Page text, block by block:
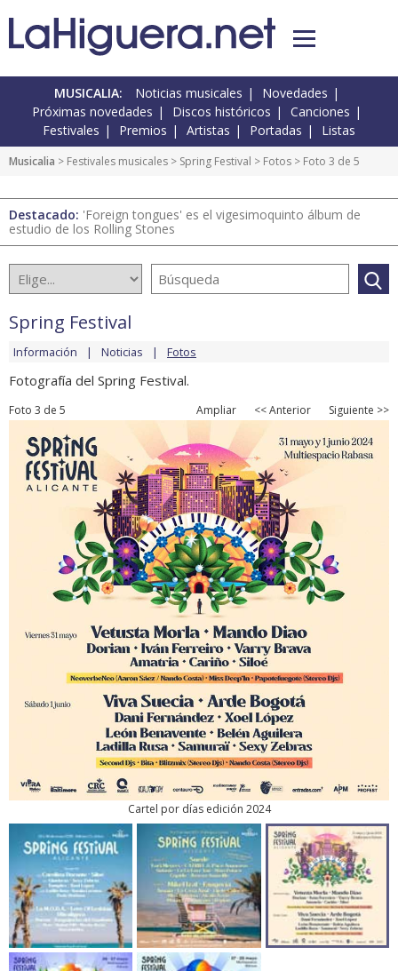
MUSICALIA: Noticias musicales
Novedades
Próximas novedades
Discos históricos
Canciones
Festivales
Premios Artistas Portadas Listas
Musicalia > Festivales musicales > Spring Festival > Fotos > Foto 3 de 5
Destacado: 'Foreign tongues' es el vigesimoquinto álbum de
estudio de los Rolling Stones
Spring Festival
Información Noticias Fotos
Fotografía del Spring Festival.
Foto 3 de 5 Ampliar << Anterior Siguiente >>
Cartel por días edición 2024